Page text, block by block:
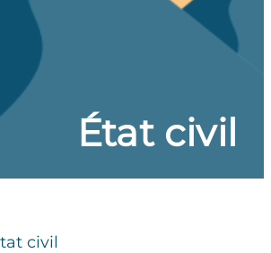
État civil
civil